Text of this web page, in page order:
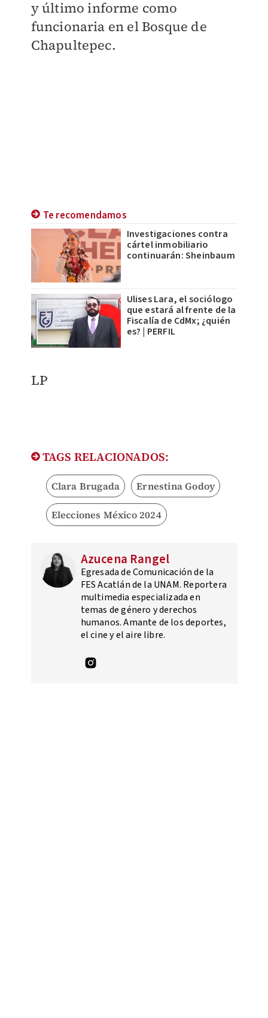
y último informe como
funcionaria en el Bosque de
Chapultepec.
Te recomendamos
Investigaciones contra
cártel inmobiliario
continuarán: Sheinbaum
Ulises Lara, el sociólogo
que estará al frente de la
Fiscalía de CdMx; ¿quién
es? | PERFIL
LP
TAGS RELACIONADOS:
Clara Brugada Ernestina Godoy
Elecciones México 2024
Azucena Rangel
Egresada de Comunicación de la
FES Acatlán de la UNAM. Reportera
multimedia especializada en
temas de género y derechos
humanos. Amante de los deportes,
el cine y el aire libre.